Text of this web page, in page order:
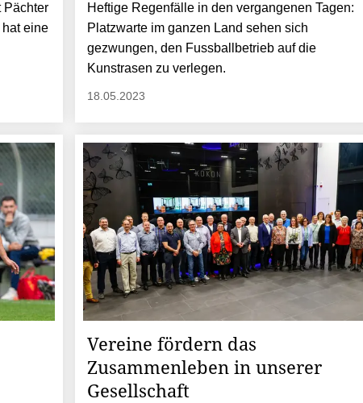
Pächter
eine
Heftige Regenfälle in den vergangenen Tagen:
Platzwarte im ganzen Land sehen sich
gezwungen, den Fussballbetrieb auf die
Kunstrasen zu verlegen.
18.05.2023
Vereine fördern das
Zusammenleben in unserer
Gesellschaft